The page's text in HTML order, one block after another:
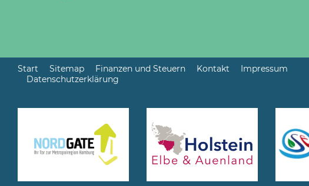
Start Sitemap Finanzen und Steuern Kontakt
Impressum
Datenschutzerklärung